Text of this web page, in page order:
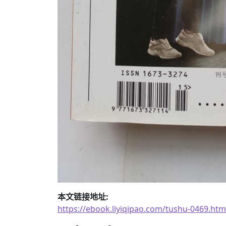
本文链接地址:
https://ebook.liyiqipao.com/tushu-